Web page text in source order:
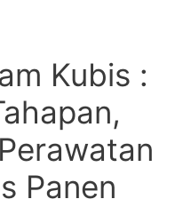
Kubis :
Panen